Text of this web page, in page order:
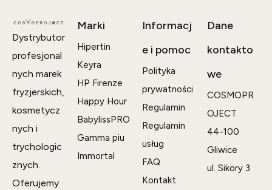
Dystrybutor
profesjonal
nych marek
fryzjerskich,
kosmetycz
nych i
trychologic
znych.
Oferujemy
Marki
Hipertin
Keyra
HP Firenze
Happy Hour
BabylissPRO
Gamma piu
Immortal
Informacj
e i pomoc
Polityka
prywatności
Regulamin
Regulamin
usług
FAQ
Kontakt
Dane
kontakto
we
COSMOPR
OJECT
44-100
Gliwice
ul. Sikory 3